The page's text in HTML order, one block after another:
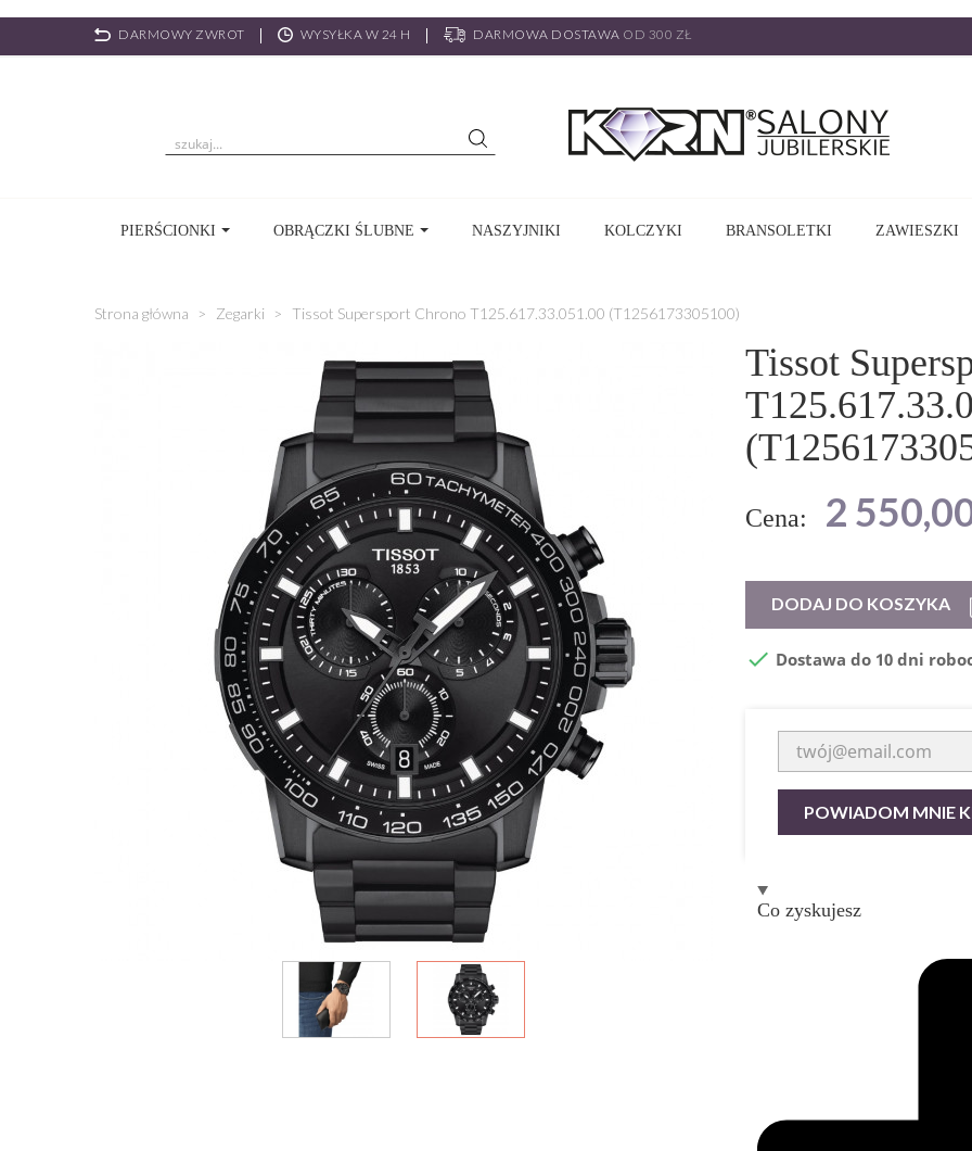
DARMOWY ZWROT WYSYŁKA W 24 H DARMOWA DOSTAWA OD 300 ZŁ
PIERŚCIONKI OBRĄCZKI ŚLUBNE NASZYJNIKI KOLCZYKI BRANSOLETKI ZAWIESZKI
Strona główna Zegarki Tissot Supersport Chrono T125.617.33.051.00 (T1256173305100)
Tissot
Cena: 2
DODAJ DO KOSZYKA
 Dostawa do 10 dni
POWIADOM MNIE
Co zyskujesz